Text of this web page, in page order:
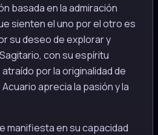
basada en la admiración
sienten el uno por el otro es
su deseo de explorar y
con su espíritu
por la originalidad de
aprecia la pasión y la
manifiesta en su capacidad